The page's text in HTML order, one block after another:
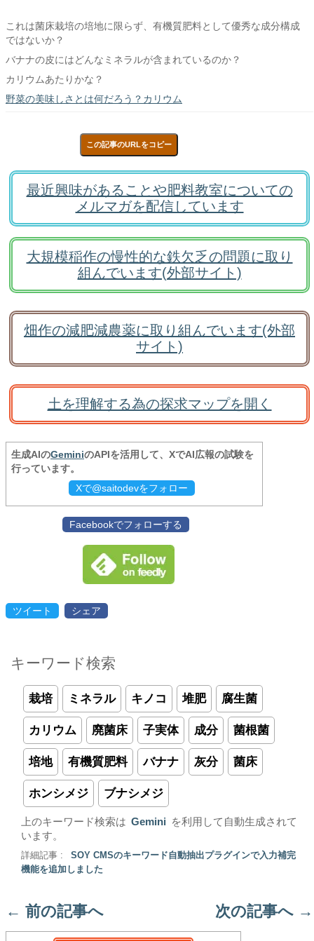
これは菌床栽培の培地に限らず、有機質肥料として優秀な成分構成
ではないか？
バナナの皮にはどんなミネラルが含まれているのか？
カリウムあたりかな？
野菜の美味しさとは何だろう？カリウム
この記事のURLをコピー
最近興味があることや肥料教室についての
メルマガを配信しています
大規模稲作の慢性的な鉄欠乏の問題に取り
組んでいます(外部サイト)
畑作の減肥減農薬に取り組んでいます(外部
サイト)
土を理解する為の探求マップを開く
生成AIのGeminiのAPIを活用して、XでAI広報の試験を
行っています。
Xで@saitodevをフォロー
Facebookでフォローする
ツイート シェア
キーワード検索
栽培 ミネラル キノコ 堆肥 腐生菌
カリウム 廃菌床 子実体 成分 菌根菌
培地 有機質肥料 バナナ 灰分 菌床
ホンシメジ ブナシメジ
上のキーワード検索は Gemini
を利用して自動生成されて
います。
詳細記事 :
SOY CMSのキーワード自動抽出プラグインで入力補完
機能を追加しました
← 前の記事へ 次の記事へ →